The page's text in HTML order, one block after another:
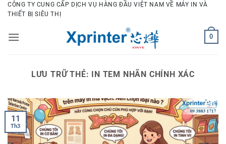
Bỏ
qua
dung
CÔNG TY CUNG CẤP DỊCH VỤ HÀNG ĐẦU VIỆT NAM VỀ MÁY IN VÀ
THIẾT BỊ SIÊU THỊ
0
LƯU TRỮ THẺ: IN TEM NHÃN CHÍNH XÁC
11
Th3